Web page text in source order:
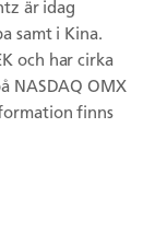
är idag
samt i Kina.
och har cirka
NASDAQ OMX
finns